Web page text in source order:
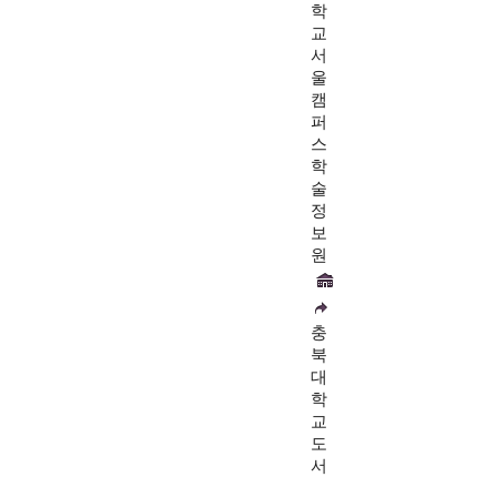
학
교
서
울
캠
퍼
스
학
술
정
보
원
충
북
대
학
교
도
서